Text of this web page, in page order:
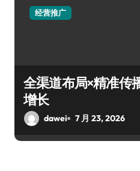
经营推广
全渠道布局×精准传
增长
dawei 7 月 23, 2026